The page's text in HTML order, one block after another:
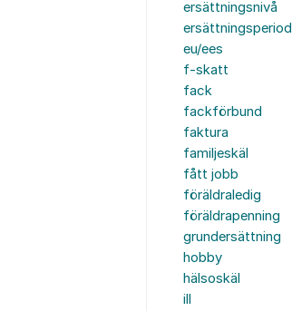
ersättningsnivå
ersättningsperiod
eu/ees
f-skatt
fack
fackförbund
faktura
familjeskäl
fått jobb
föräldraledig
föräldrapenning
grundersättning
hobby
hälsoskäl
ill